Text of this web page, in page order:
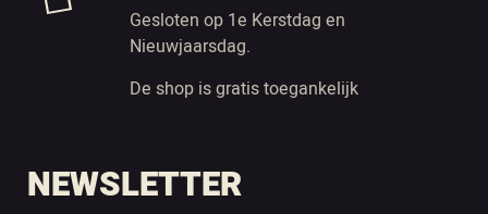
Gesloten op 1e Kerstdag en
Nieuwjaarsdag.
De shop is gratis toegankelijk
NEWSLETTER